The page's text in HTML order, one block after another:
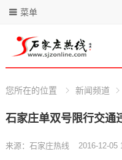
菜单
您所在的位置 新闻频道
石家庄单双号限行交通
来源： 石家庄热线 2016-12-05